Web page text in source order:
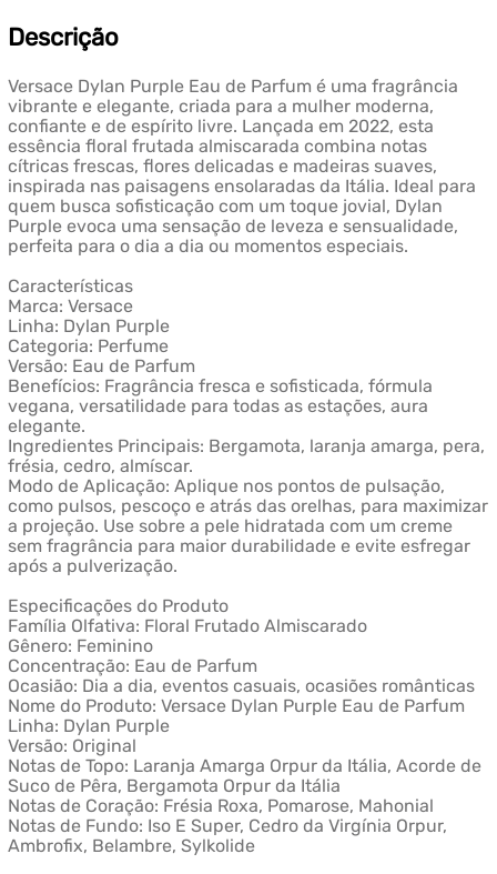
Descrição
Versace Dylan Purple Eau de Parfum é uma fragrância
vibrante e elegante, criada para a mulher moderna,
confiante e de espírito livre. Lançada em 2022, esta
essência floral frutada almiscarada combina notas
cítricas frescas, flores delicadas e madeiras suaves,
inspirada nas paisagens ensolaradas da Itália. Ideal para
quem busca sofisticação com um toque jovial, Dylan
Purple evoca uma sensação de leveza e sensualidade,
perfeita para o dia a dia ou momentos especiais.
Características
Marca: Versace
Linha: Dylan Purple
Categoria: Perfume
Versão: Eau de Parfum
Benefícios: Fragrância fresca e sofisticada, fórmula
vegana, versatilidade para todas as estações, aura
elegante.
Ingredientes Principais: Bergamota, laranja amarga, pera,
frésia, cedro, almíscar.
Modo de Aplicação: Aplique nos pontos de pulsação,
como pulsos, pescoço e atrás das orelhas, para maximizar
a projeção. Use sobre a pele hidratada com um creme
sem fragrância para maior durabilidade e evite esfregar
após a pulverização.
Especificações do Produto
Família Olfativa: Floral Frutado Almiscarado
Gênero: Feminino
Concentração: Eau de Parfum
Ocasião: Dia a dia, eventos casuais, ocasiões românticas
Nome do Produto: Versace Dylan Purple Eau de Parfum
Linha: Dylan Purple
Versão: Original
Notas de Topo: Laranja Amarga Orpur da Itália, Acorde de
Suco de Pêra, Bergamota Orpur da Itália
Notas de Coração: Frésia Roxa, Pomarose, Mahonial
Notas de Fundo: Iso E Super, Cedro da Virgínia Orpur,
Ambrofix, Belambre, Sylkolide